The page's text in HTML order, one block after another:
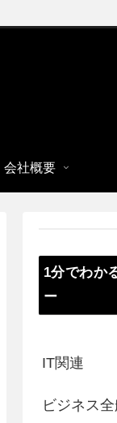
会社概要
1分でわか
ー
IT関連
ビジネス